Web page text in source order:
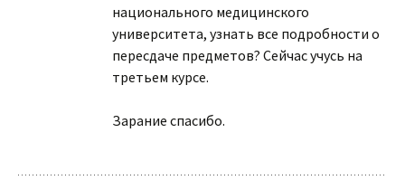
национального медицинского
университета, узнать все подробности о
пересдаче предметов? Сейчас учусь на
третьем курсе.
Зарание спасибо.